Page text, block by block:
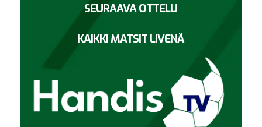
SEURAAVA OTTELU
KAIKKI MATSIT LIVENÄ